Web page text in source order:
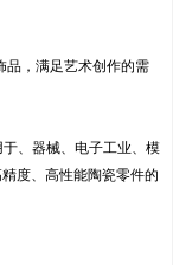
，满足艺术创作的需
、器械、电子工业、模
度、高性能陶瓷零件的